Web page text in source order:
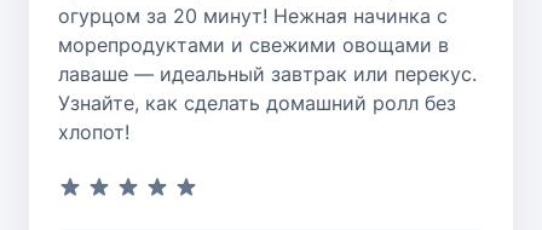
огурцом за 20 минут! Нежная начинка с
морепродуктами и свежими овощами в
лаваше — идеальный завтрак или перекус.
Узнайте, как сделать домашний ролл без
хлопот!